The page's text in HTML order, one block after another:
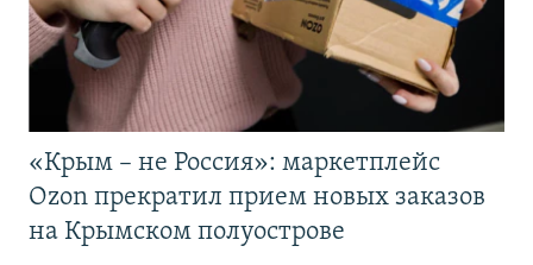
«Крым – не Россия»: маркетплейс
Ozon прекратил прием новых заказов
на Крымском полуострове